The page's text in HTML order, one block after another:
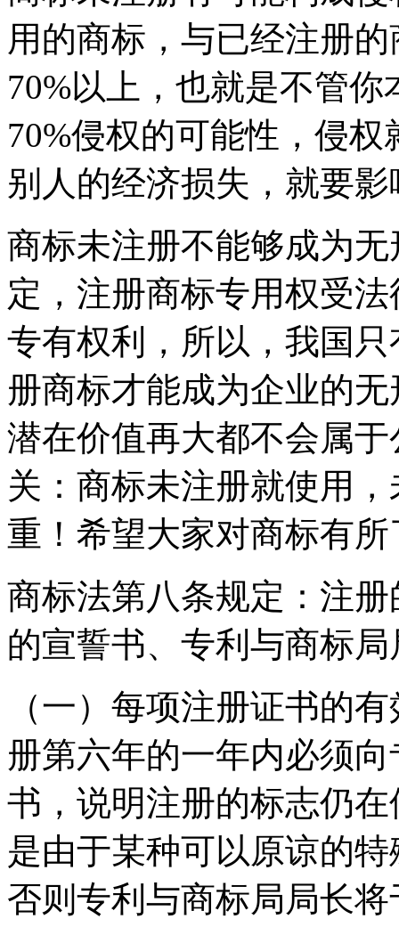
用的商标，与已经注册
70%以上，也就是不管
70%侵权的可能性，侵
别人的经济损失，就要
商标未注册不能够成为
定，注册商标专用权受
专有权利，所以，我国
册商标才能成为企业的
潜在价值再大都不会属
关：商标未注册就使用
重！希望大家对商标有所
商标法第八条规定：注
的宣誓书、专利与商标
（一）每项注册证书的
册第六年的一年内必须
书，说明注册的标志仍
是由于某种可以原谅的
否则专利与商标局局长